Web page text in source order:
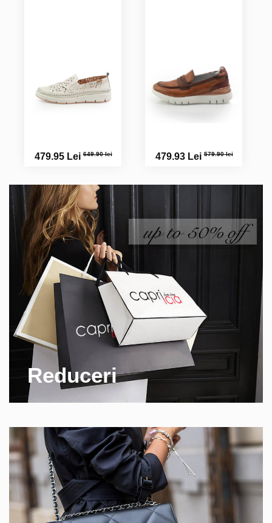
479.95 Lei649.90 lei 479.93 Lei579.90 lei
Reduceri